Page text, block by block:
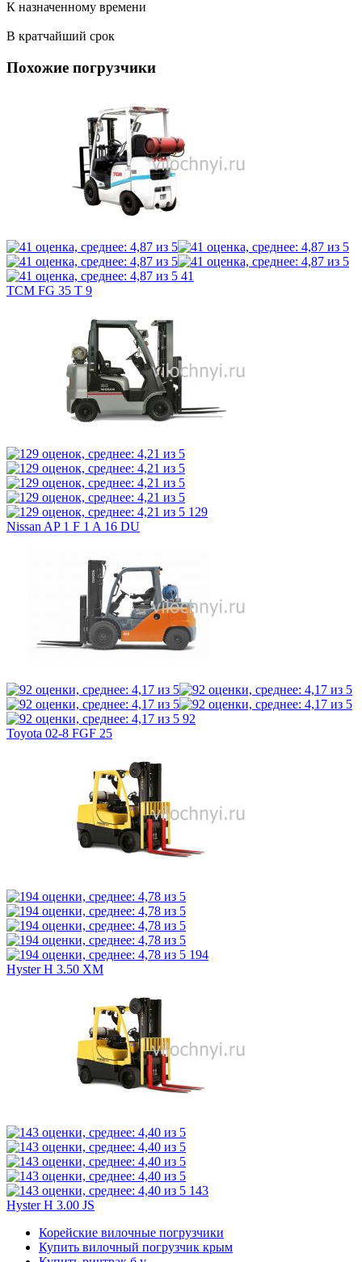
К назначенному времени
В кратчайший срок
Похожие погрузчики
41
TCM FG 35 T 9
129
Nissan AP 1 F 1 A 16 DU
92
Toyota 02-8 FGF 25
194
Hyster H 3.50 XM
143
Hyster H 3.00 JS
Корейские вилочные погрузчики
Купить вилочный погрузчик крым